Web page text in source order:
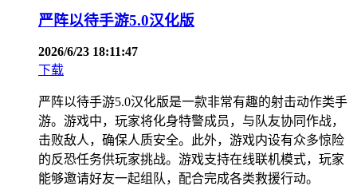
严阵以待手游5.0汉化版
2026/6/23 18:11:47
下载
严阵以待手游5.0汉化版是一款非常有趣的射击动作类手
游。游戏中，玩家将化身特警成员，与队友协同作战，
击败敌人，确保人质安全。此外，游戏内设有众多惊险
的反恐任务供玩家挑战。游戏支持在线联机模式，玩家
能够邀请好友一起组队，配合完成各类救援行动。